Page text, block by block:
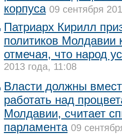
корпуса 09 сентября
Патриарх Кирилл
политиков Молдавии
отмечая, что народ
2013 года, 11:08
Власти должны
работать над
Молдавии, считает
парламента 09